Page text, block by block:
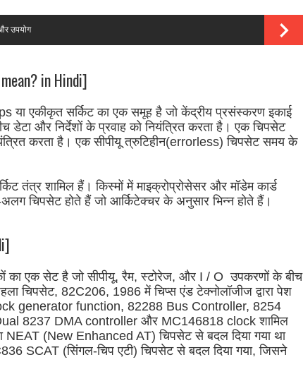
उपयोग
in Hindi]
एकीकृत सर्किट का एक समूह है जो केंद्रीय प्रसंस्करण इकाई
डेटा और निर्देशों के प्रवाह को नियंत्रित करता है। एक चिपसेट
करता है। एक सीपीयू त्रुटिहीन(errorless) चिपसेट समय के
तंत्र शामिल हैं। किस्मों में माइक्रोप्रोसेसर और मॉडेम कार्ड
चिपसेट होते हैं जो आर्किटेक्चर के अनुसार भिन्न होते हैं।
का एक सेट है जो सीपीयू, रैम, स्टोरेज, और I / O उपकरणों के बीच
चिपसेट, 82C206, 1986 में चिप्स एंड टेक्नोलॉजीज द्वारा पेश
generator function, 82288 Bus Controller, 8254
8237 DMA controller और MC146818 clock शामिल
(New Enhanced AT) चिपसेट से बदल दिया गया था
SCAT (सिंगल-चिप एटी) चिपसेट से बदल दिया गया, जिसने